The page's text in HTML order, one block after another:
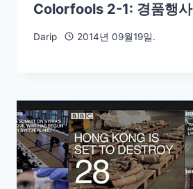
Colorfools 2-1: 경품행사
Darip 2014년 09월19일.